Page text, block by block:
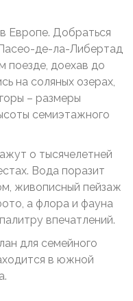
Европе. Добраться
де-ла-Либертад
поезде, доехав до
на соляных озерах,
– размеры
семиэтажного
о тысячелетней
Вода поразит
живописный пейзаж
а флора и фауна
впечатлений.
для семейного
в южной